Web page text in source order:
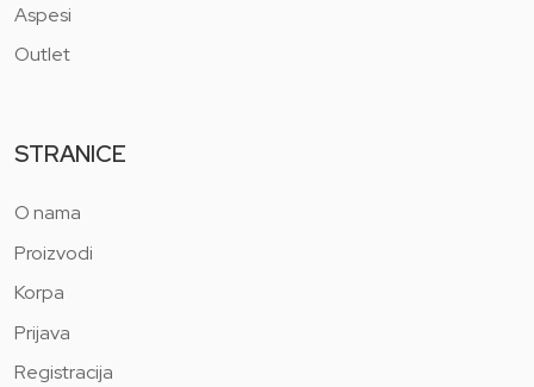
Aspesi
Outlet
STRANICE
O nama
Proizvodi
Korpa
Prijava
Registracija